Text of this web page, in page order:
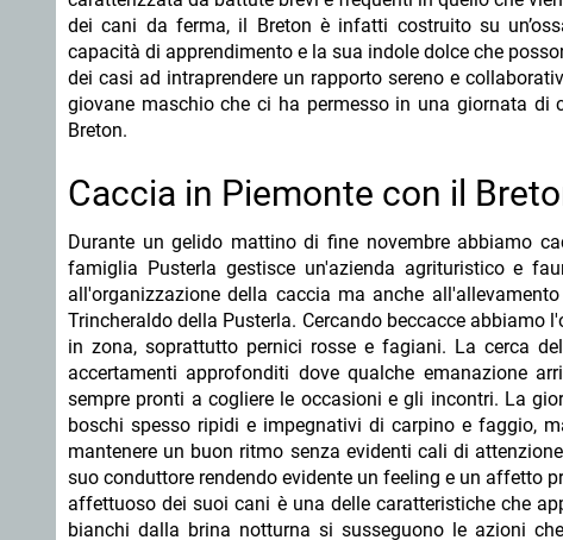
dei cani da ferma, il Breton è infatti costruito su
capacità di apprendimento e la sua indole dolce che
dei casi ad intraprendere un rapporto sereno e
giovane maschio che ci ha permesso in una giornata di
Breton.
Caccia in Piemonte con il
Durante un gelido mattino di fine novembre abbiamo
famiglia Pusterla gestisce un'azienda agrituristico e
all'organizzazione della caccia ma anche
Trincheraldo della Pusterla. Cercando beccacce
in zona, soprattutto pernici rosse e fagiani. La cerca
accertamenti approfonditi dove qualche emanazione
sempre pronti a cogliere le occasioni e gli incontri. La
boschi spesso ripidi e impegnativi di carpino e faggio,
mantenere un buon ritmo senza evidenti cali di
suo conduttore rendendo evidente un feeling e un affetto
affettuoso dei suoi cani è una delle caratteristiche che
bianchi dalla brina notturna si susseguono le azioni